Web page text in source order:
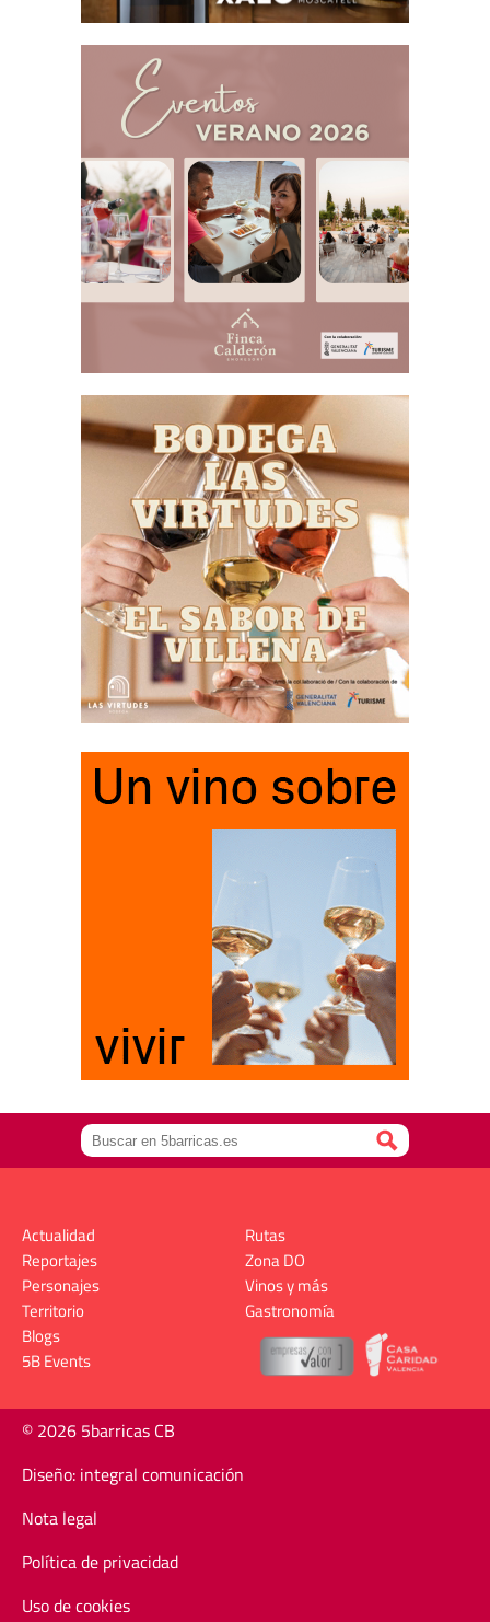
Actualidad
Reportajes
Personajes
Territorio
Rutas
Zona DO
Vinos y más
Gastronomía
Blogs
5B Events
© 2026 5barricas CB
Diseño: integral comunicación
Nota legal
Política de privacidad
Uso de cookies